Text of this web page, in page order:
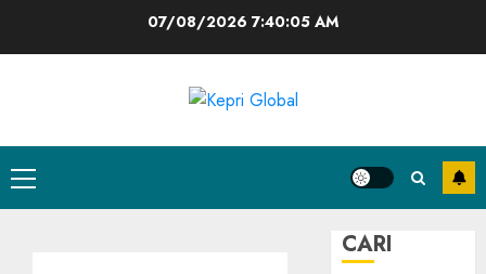
07/08/2026 7:40:05 AM
Primary
Menu
CARI